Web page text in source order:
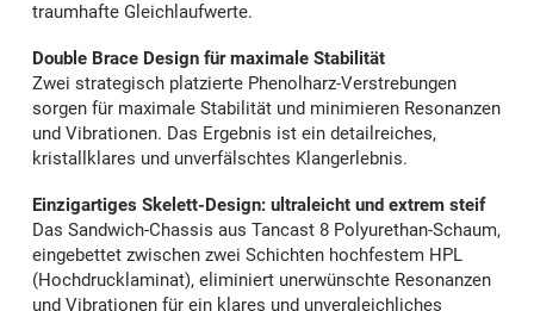
traumhafte Gleichlaufwerte.
Double Brace Design für maximale Stabilität
Zwei strategisch platzierte Phenolharz-Verstrebungen
sorgen für maximale Stabilität und minimieren Resonanzen
und Vibrationen. Das Ergebnis ist ein detailreiches,
kristallklares und unverfälschtes Klangerlebnis.
Einzigartiges Skelett-Design: ultraleicht und extrem steif
Das Sandwich-Chassis aus Tancast 8 Polyurethan-Schaum,
eingebettet zwischen zwei Schichten hochfestem HPL
(Hochdrucklaminat), eliminiert unerwünschte Resonanzen
und Vibrationen für ein klares und unvergleichliches